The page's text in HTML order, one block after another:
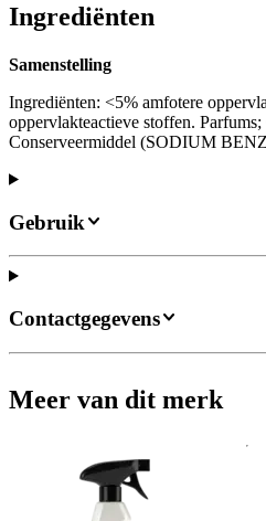
Ingrediënten
Samenstelling
Ingrediënten: <5% amfotere
oppervlakteactieve stoffen.
Conserveermiddel (SODIUM
Gebruik
Contactgegevens
Meer van dit merk